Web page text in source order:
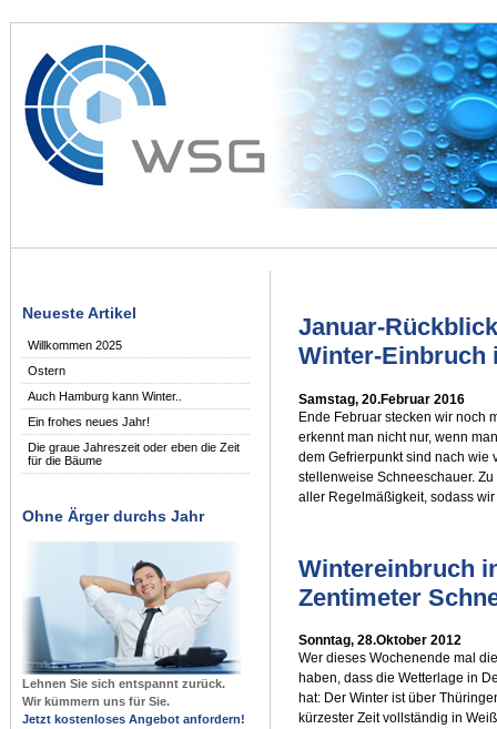
Neueste Artikel
Willkommen 2025
Ostern
Auch Hamburg kann Winter..
Ein frohes neues Jahr!
Die graue Jahreszeit oder eben die Zeit
für die Bäume
Ohne Ärger durchs Jahr
Lehnen Sie sich entspannt zurück.
Wir kümmern uns für Sie.
Jetzt kostenloses Angebot anfordern!
Januar-
Winter-Einbruch
Samstag, 20.Februar 2016
Ende Februar stecken wir noch
erkennt man nicht nur, wenn
dem Gefrierpunkt sind nach wie
stellenweise Schneeschauer.
aller Regelmäßigkeit, sodass
Wintereinbruch
Zentimeter
Sonntag, 28.Oktober 2012
Wer dieses Wochenende mal
haben, dass die Wetterlage in
hat: Der Winter ist über
kürzester Zeit vollständig in